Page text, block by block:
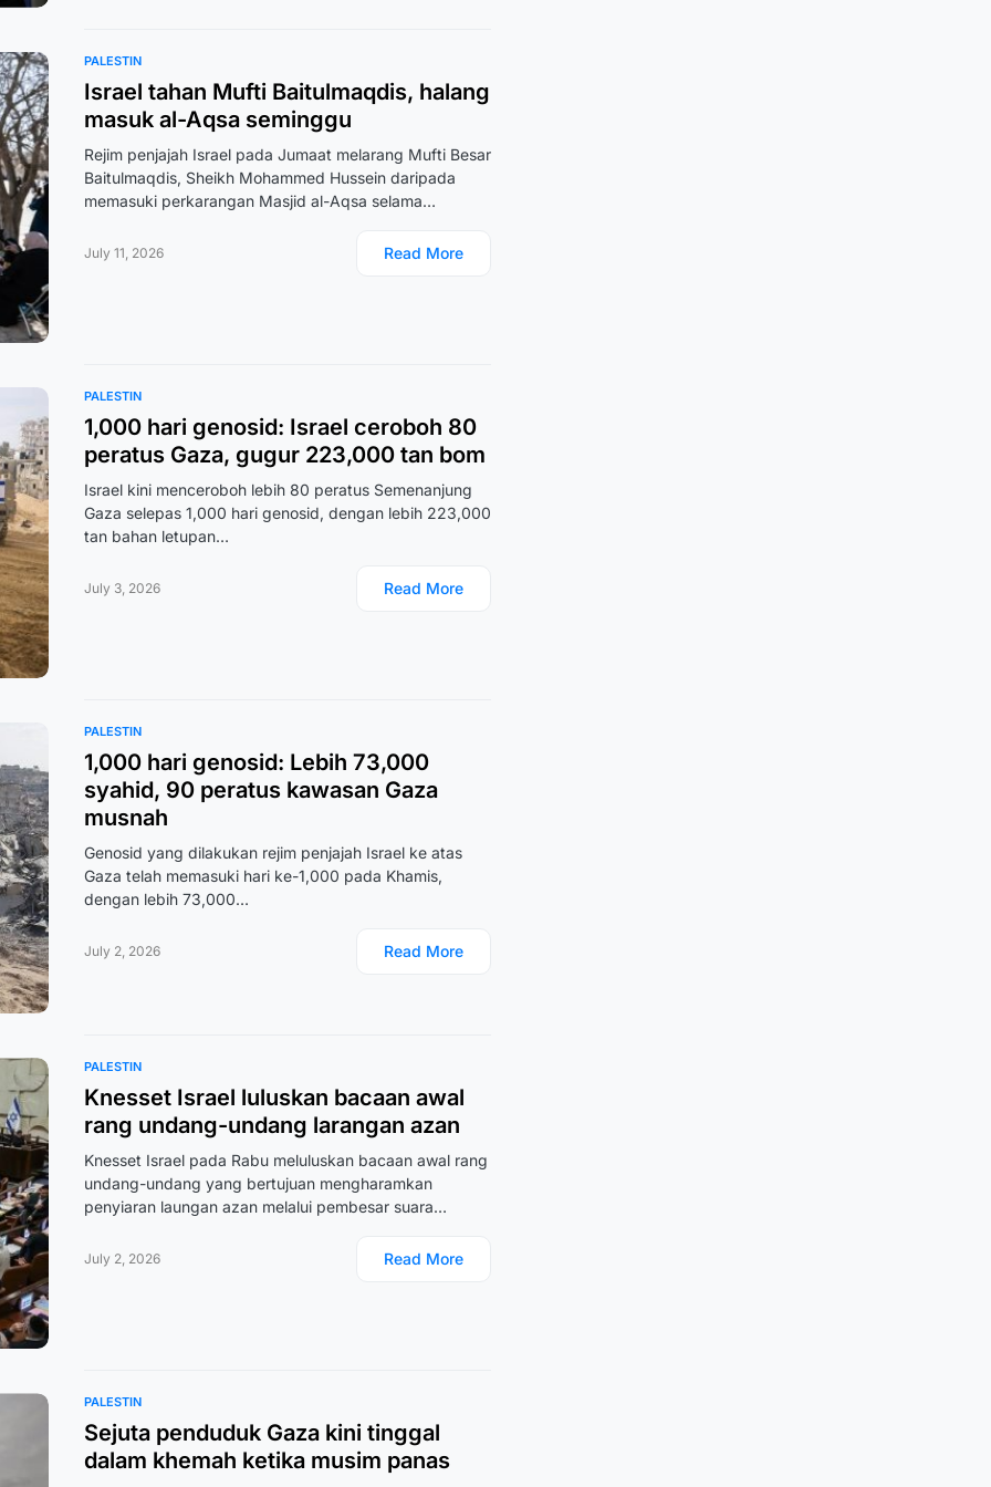
PALESTIN
Israel tahan Mufti Baitulmaqdis, halang
masuk al-Aqsa seminggu
Rejim penjajah Israel pada Jumaat melarang Mufti Besar
Baitulmaqdis, Sheikh Mohammed Hussein daripada
memasuki perkarangan Masjid al-Aqsa selama…
July 11, 2026 Read More
PALESTIN
1,000 hari genosid: Israel ceroboh 80
peratus Gaza, gugur 223,000 tan bom
Israel kini menceroboh lebih 80 peratus Semenanjung
Gaza selepas 1,000 hari genosid, dengan lebih 223,000
tan bahan letupan…
July 3, 2026 Read More
PALESTIN
1,000 hari genosid: Lebih 73,000
syahid, 90 peratus kawasan Gaza
musnah
Genosid yang dilakukan rejim penjajah Israel ke atas
Gaza telah memasuki hari ke-1,000 pada Khamis,
dengan lebih 73,000…
July 2, 2026 Read More
PALESTIN
Knesset Israel luluskan bacaan awal
rang undang-undang larangan azan
Knesset Israel pada Rabu meluluskan bacaan awal rang
undang-undang yang bertujuan mengharamkan
penyiaran laungan azan melalui pembesar suara…
July 2, 2026 Read More
PALESTIN
Sejuta penduduk Gaza kini tinggal
dalam khemah ketika musim panas